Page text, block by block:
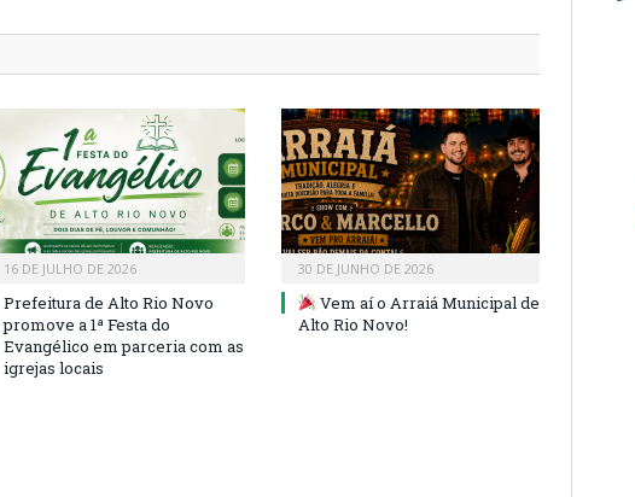
16 DE JULHO DE 2026
Prefeitura de Alto Rio Novo
promove a 1ª Festa do
Evangélico em parceria com as
igrejas locais
30 DE JUNHO DE 2026
Vem aí o Arraiá Municipal de
Alto Rio Novo!